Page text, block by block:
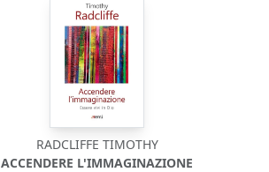
RADCLIFFE TIMOTHY
ACCENDERE L'IMMAGINAZIONE